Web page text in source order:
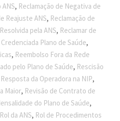
, Reclamação de Negativa de
Reajuste ANS, Reclamação de
pela ANS, Reclamar de
Plano de Saúde,
, Reembolso Fora da Rede
pelo Plano de Saúde, Rescisão
Resposta da Operadora na NIP,
Maior, Revisão de Contrato de
do Plano de Saúde,
Rol da ANS, Rol de Procedimentos